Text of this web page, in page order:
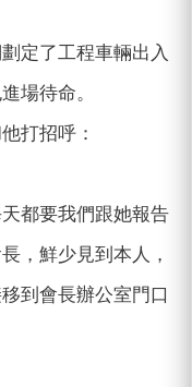
定了工程車輛出入
場待命。
打招呼：
都要我們跟她報告
，鮮少見到本人，
到會長辦公室門口